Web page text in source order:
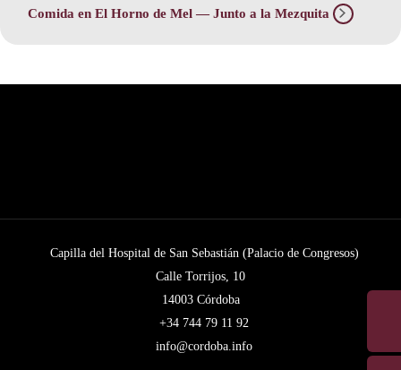
Comida en El Horno de Mel — Junto a la Mezquita
Capilla del Hospital de San Sebastián (Palacio de Congresos)
Calle Torrijos, 10
14003 Córdoba
+34 744 79 11 92
info@cordoba.info